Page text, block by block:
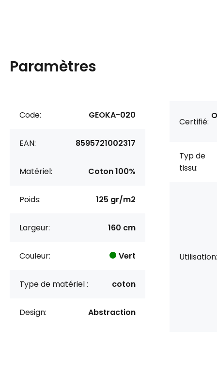
Paramètres
Code: GEOKA-020
EAN: 8595721002317
Matériel: Coton 100%
Poids: 125 gr/m2
Largeur: 160 cm
Couleur: Vert
Type de matériel : coton
Design: Abstraction
Certifié:
Typ de
tissu:
Utilisation: